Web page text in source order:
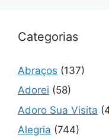
Categorias
Abraços (137)
Adorei (58)
Adoro Sua Visita
Alegria (744)